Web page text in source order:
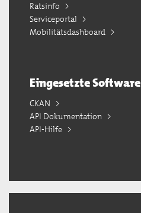
Ratsinfo
Serviceportal
Mobilitätsdashboard
Eingesetzte Software
CKAN
API Dokumentation
API-Hilfe